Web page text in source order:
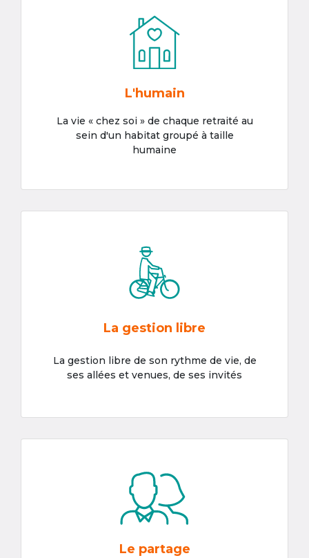
L'humain
La vie « chez soi » de chaque retraité au
sein d'un habitat groupé à taille
humaine
La gestion libre
La gestion libre de son rythme de vie, de
ses allées et venues, de ses invités
Le partage